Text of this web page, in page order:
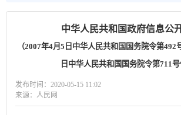
中华人民共和国政府信息公
（2007年4月5日中华人民共和国国务院令第
日中华人民共和国国务院令第711号
发布时间：2020-05-15 11:02
来源：人民网